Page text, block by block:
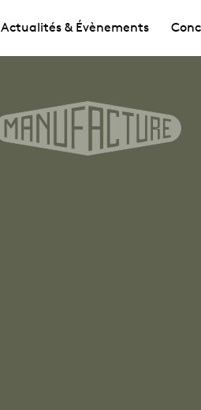
Actualités & Évènements